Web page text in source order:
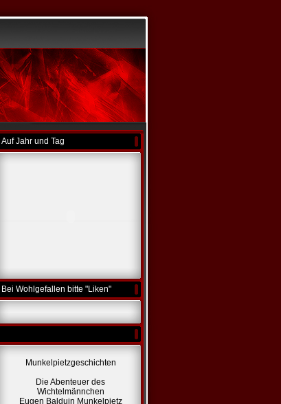
Auf Jahr und Tag
Bei Wohlgefallen bitte "Liken"
Munkelpietzgeschichten
Die Abenteuer des
Wichtelmännchen
Eugen Balduin Munkelpietz